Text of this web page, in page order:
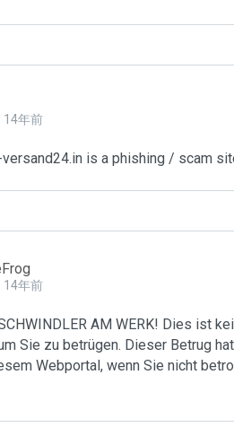
14年前
is a phishing / scam
14年前
AM WERK! Dies ist
Sie zu betrügen. Dieser Betrug
Webportal, wenn Sie nicht